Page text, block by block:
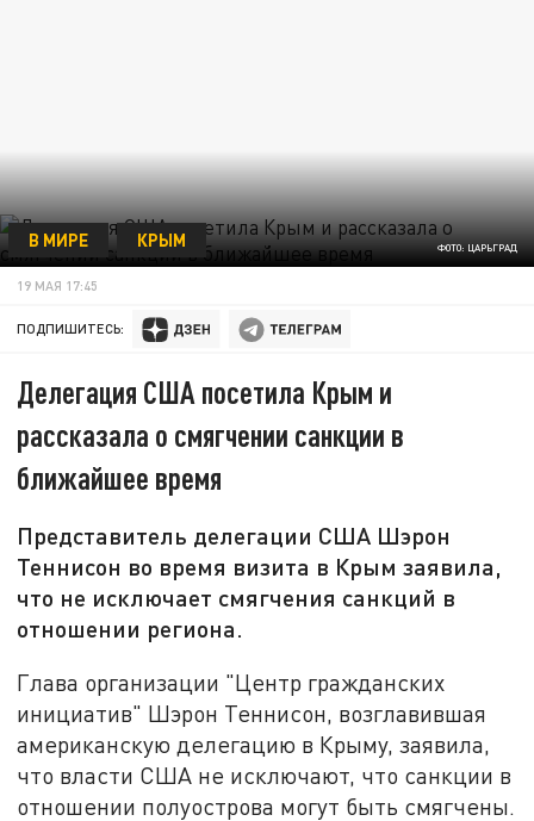
ФОТО: ЦАРЬГРАД
В МИРЕ КРЫМ
19 МАЯ 17:45
ПОДПИШИТЕСЬ:
Делегация США посетила Крым и
рассказала о смягчении санкции в
ближайшее время
Представитель делегации США Шэрон
Теннисон во время визита в Крым заявила,
что не исключает смягчения санкций в
отношении региона.
Глава организации "Центр гражданских
инициатив" Шэрон Теннисон, возглавившая
американскую делегацию в Крыму, заявила,
что власти США не исключают, что санкции в
отношении полуострова могут быть смягчены.